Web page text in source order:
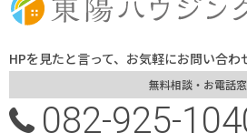
HPを見たと言って、お気軽にお問い合わ
無料相談・お電話
082-925-